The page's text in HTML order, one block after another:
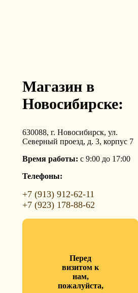
Магазин в
Новосибирске:
630088, г. Новосибирск, ул.
Северный проезд, д. 3, корпус 7
Время работы: с 9:00 до 17:00
Телефоны:
+7 (913) 912-62-11
+7 (923) 178-88-62
Перед
визитом к
нам,
пожалуйста,